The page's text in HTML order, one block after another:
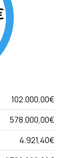
102.000,00€
578.000,00€
4.921,40€